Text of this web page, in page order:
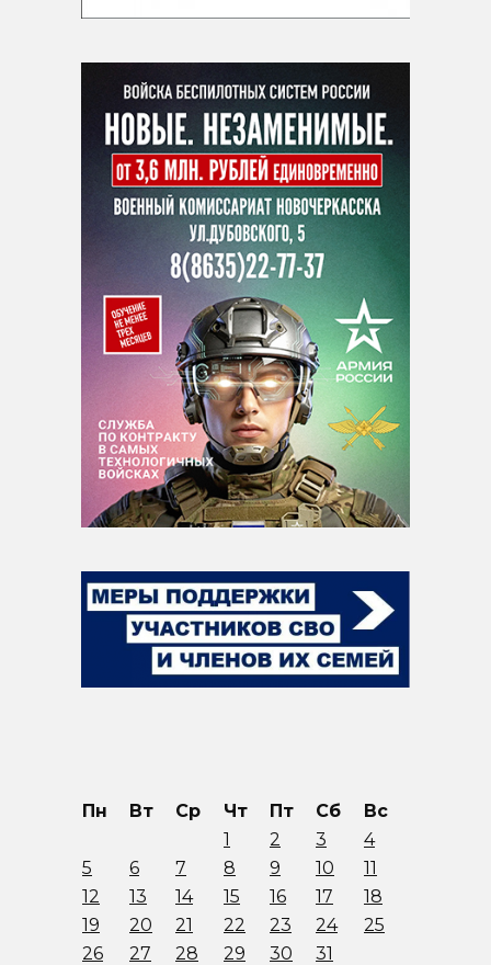
Пн Вт Ср Чт Пт Сб
Вс
1
2 3
4
5
6 7 8 9 10
11
12
13 14 15 16 17
18
19
20 21 22 23 24
25
26
27 28 29 30 31